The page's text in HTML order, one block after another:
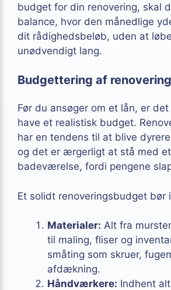
budget for din renovering, skal
balance, hvor den månedlige
dit rådighedsbeløb, uden at
unødvendigt lang.
Budgettering af
Før du ansøger om et lån, er
have et realistisk budget.
har en tendens til at blive
og det er ærgerligt at stå med
badeværelse, fordi pengene
Et solidt renoveringsbudget bør
Materialer: Alt fra
til maling, fliser og
småting som skruer,
afdækning.
Håndværkere: Indhent